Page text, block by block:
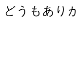
どうもあり